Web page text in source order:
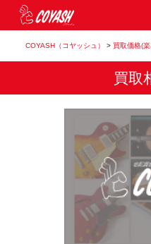
COYASH（コヤッシュ） > 買取価格(
買取